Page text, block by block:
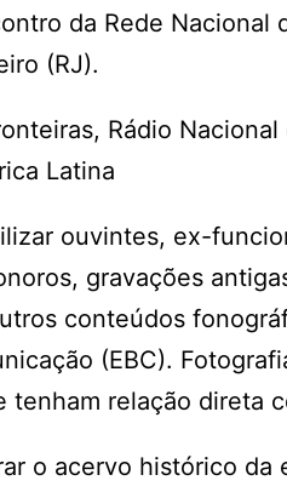
da Rede
(RJ).
Rádio
Latina
ouvintes, ex-
gravações
conteúdos
(EBC).
tenham relação direta
o acervo histórico